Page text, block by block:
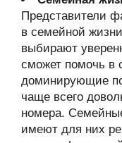
Представители
в семейной
выбирают
сможет помочь в
доминирующие
чаще всего
номера.
имеют для них